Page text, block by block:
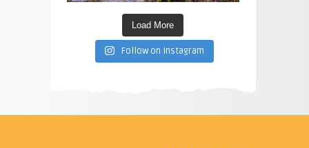
Load More
Follow on Instagram